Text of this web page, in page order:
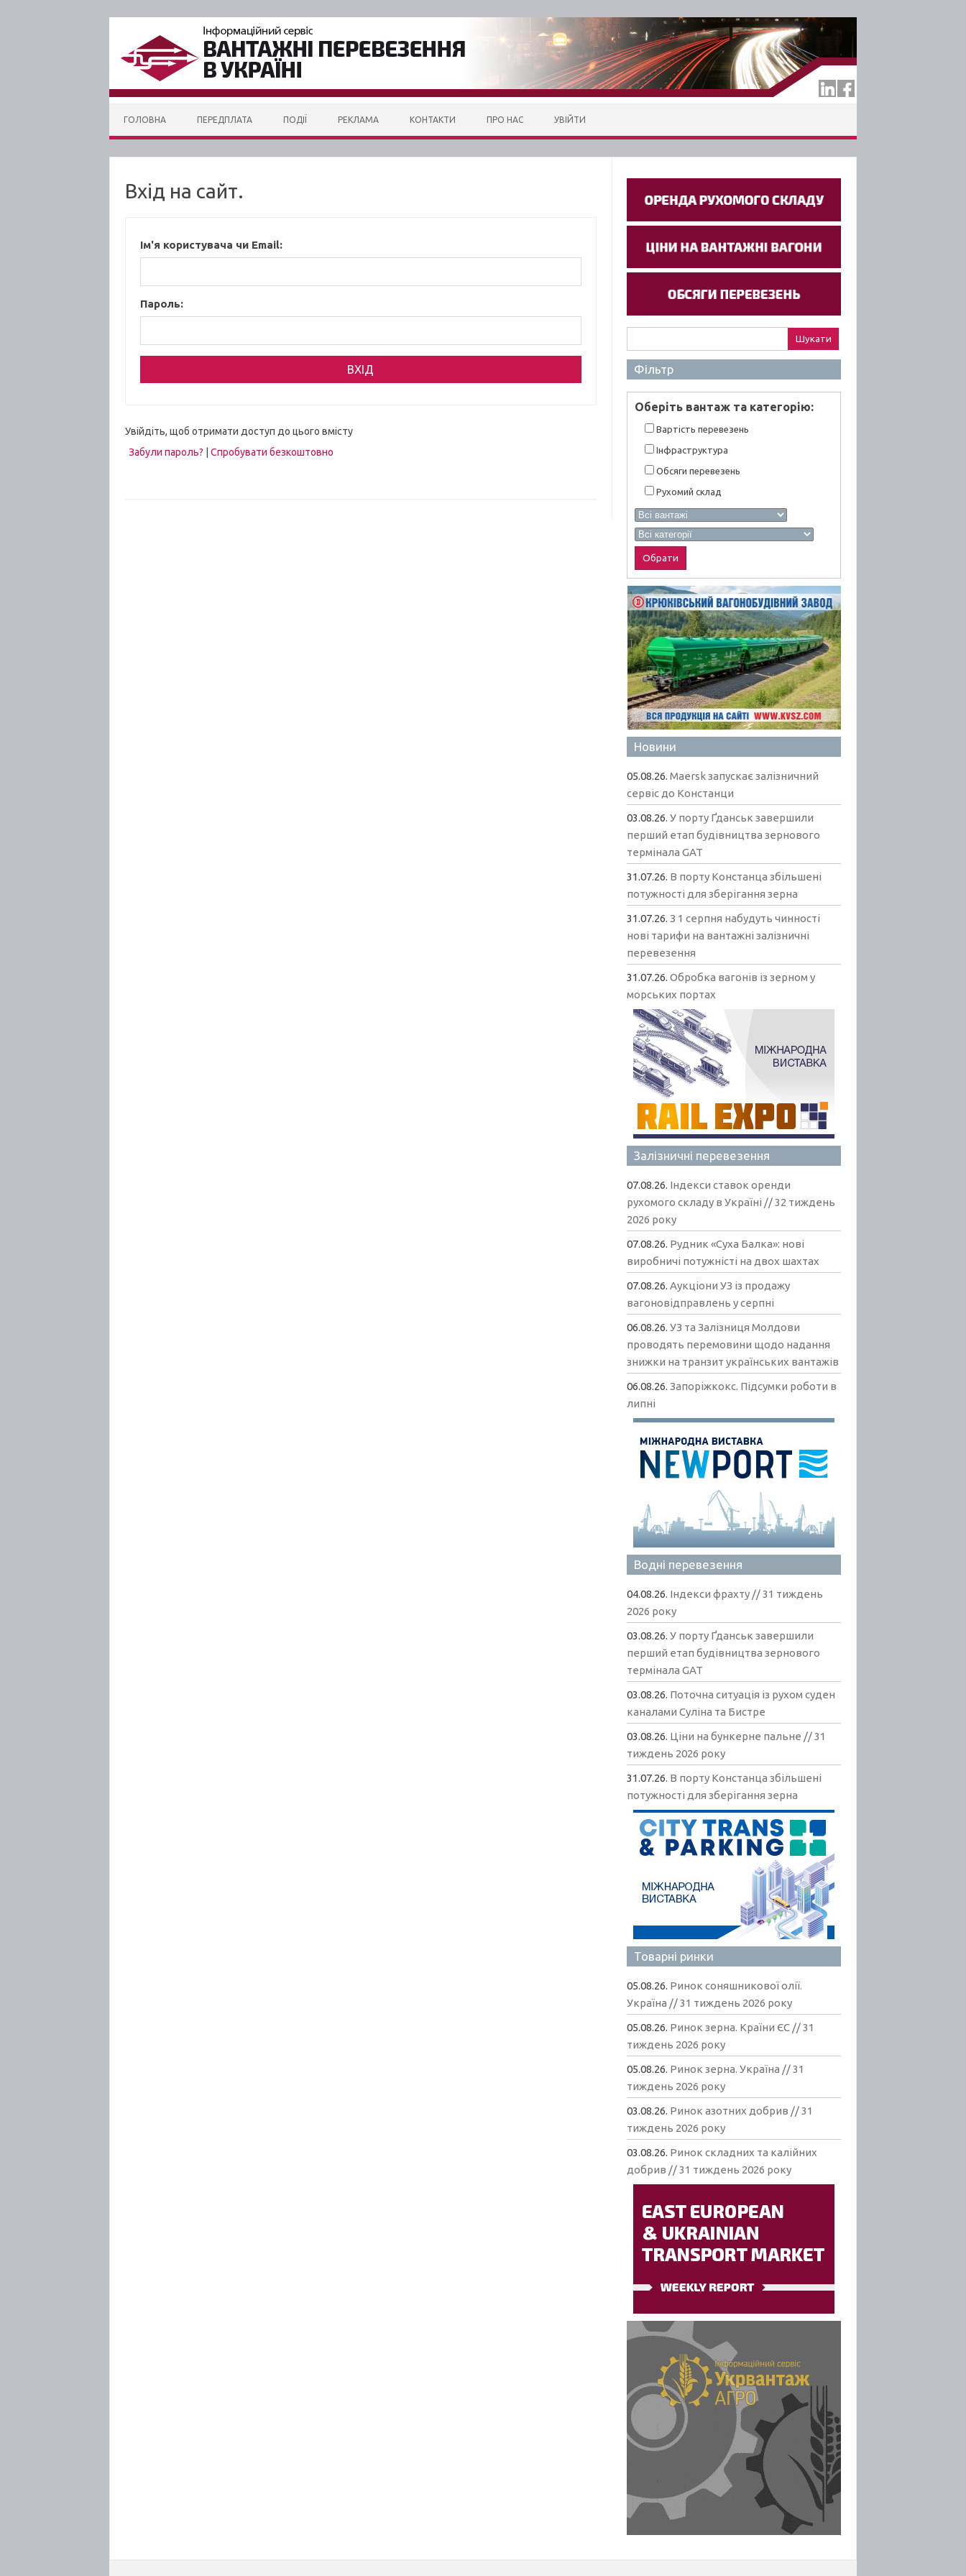
ГОЛОВНА ПЕРЕДПЛАТА ПОДІЇ РЕКЛАМА КОНТАКТИ ПРО НАС УВІЙТИ
Вхід на сайт.
Ім'я користувача чи Email:
Пароль:
Увійдіть, щоб отримати доступ до цього вмісту
Забули пароль?
Спробувати безкоштовно
Фільтр
Оберiть вантаж та категорiю:
Вартiсть перевезень
Інфраструктура
Обсяги перевезень
Рухомий склад
Новини
05.08.26.Maersk запускає залізничний
сервіс до Констанци
03.08.26.У порту Ґданськ завершили
перший етап будівництва зернового
термінала GAT
31.07.26. В порту Констанца збільшені
потужності для зберігання зерна
31.07.26.З 1 серпня набудуть чинності
нові тарифи на вантажні залізничні
перевезення
31.07.26.Обробка вагонів із зерном у
морських портах
Залізничні перевезення
07.08.26. Індекси ставок оренди
рухомого складу в Україні // 32 тиждень
2026 року
07.08.26. Рудник «Суха Балка»: нові
виробничі потужністі на двох шахтах
07.08.26.Аукціони УЗ із продажу
вагоновідправлень у серпні
06.08.26.УЗ та Залізниця Молдови
проводять перемовини щодо надання
знижки на транзит українських вантажів
06.08.26.Запоріжкокс. Підсумки роботи в
липні
Водні перевезення
04.08.26. Індекси фрахту // 31 тиждень
2026 року
03.08.26.У порту Ґданськ завершили
перший етап будівництва зернового
термінала GAT
03.08.26. Поточна ситуація із рухом суден
каналами Суліна та Бистре
03.08.26. Ціни на бункерне пальне // 31
тиждень 2026 року
31.07.26. В порту Констанца збільшені
потужності для зберігання зерна
Товарні ринки
05.08.26. Ринок соняшникової олії.
Україна // 31 тиждень 2026 року
05.08.26. Ринок зерна. Країни ЄС // 31
тиждень 2026 року
05.08.26. Ринок зерна. Україна // 31
тиждень 2026 року
03.08.26. Ринок азотних добрив // 31
тиждень 2026 року
03.08.26. Ринок складних та калійних
добрив // 31 тиждень 2026 року